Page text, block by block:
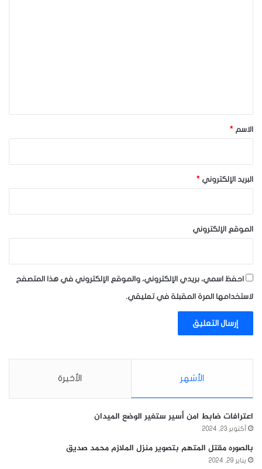
*الاسم *
البريد الإلكتروني *
الموقع الإلكتروني
احفظ اسمي، بريدي الإلكتروني، والموقع الإلكتروني في هذا المتصفح
لاستخدامها المرة المقبلة في تعليقي.
الأشهر الأخيرة
اعترافات ضابط امن أسير ستغير الوضع الميدان
أكتوبر 23, 2024
بالصوره مقتل المتهم بتصوير منزل الملازم محمد صديق
يناير 29, 2024